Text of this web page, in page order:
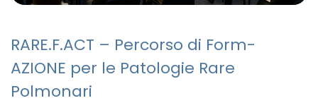
RARE.F.ACT – Percorso di Form-
AZIONE per le Patologie Rare
Polmonari